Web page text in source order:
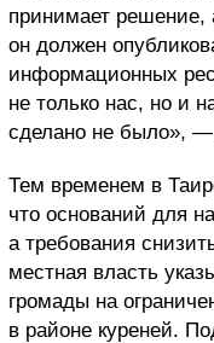
принимает решение,
он должен
информационных
не только нас, но и
сделано не было», —
Тем временем в
что оснований для
а требования
местная власть
громады на
в районе куреней.